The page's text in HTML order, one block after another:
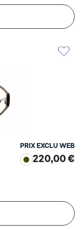
PRIX EXCLU WEB
220,00 €